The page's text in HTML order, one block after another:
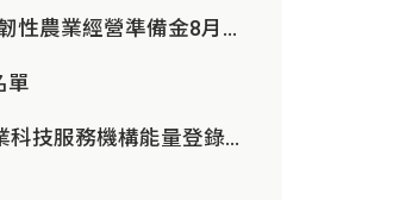
安心投入農業，提升經營韌性農業經營準備金8月17日開放申請
單
農業部115年度「智慧農業科技服務機構能量登錄」即日起開放申請，歡迎欲加入智慧農業行列之業者踴躍參與(第1批次4月30日...